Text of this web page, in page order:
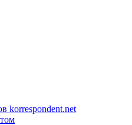
korrespondent.net